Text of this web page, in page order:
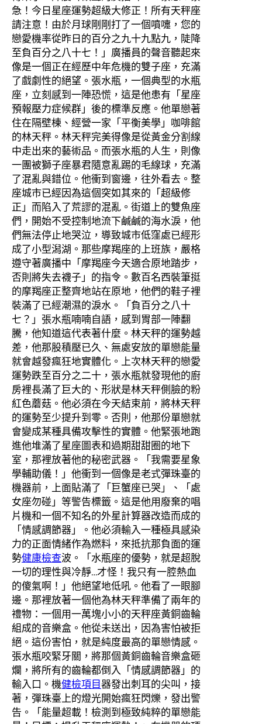
急！今日星座運勢超級大修正！所有天秤座
請注意！由於月球剛剛打了一個噴嚏，您的
戀愛機率從昨日的百分之九十九點九，陡降
至負百分之八十七！」廣播員的聲音聽起來
像是一個正在經歷中年危機的雙子座，充滿
了戲劇性的絕望。張水瓶，一個典型的水瓶
座，立刻感到一陣恐慌，這是他患有「星座
預報壓力症候群」後的標準反應。他單戀著
住在隔壁棟、經營一家「平衡美學」咖啡館
的林天秤。林天秤完美得像是從黃金分割線
中走出來的藝術品。而張水瓶的人生，則像
一團被獅子座暴君隨意亂踢的毛線球，充滿
了混亂與錯位。他衝到窗邊，往外看去。整
座城市已經因為這個突如其來的「超級修
正」而陷入了荒謬的混亂。街道上的雙魚座
們，開始不受控制地流下鹹鹹的海水淚，他
們無法停止地哭泣，導致城市低窪處已經形
成了小型潟湖。那些摩羯座的上班族，嚴格
遵守著廣播中「摩羯座今天適合原地踏步，
否則將失去襪子」的指令。數百名西裝筆挺
的摩羯座正整齊地站在原地，他們的鞋子裡
裝滿了已經潮濕的淚水。「負百分之八十
七？」張水瓶喃喃自語，感到胃部一陣翻
騰，他知道這代表著什麼。林天秤的運勢越
差，他那股積壓已久、無處安放的單戀能量
就會越發瘋狂地實體化。上次林天秤的戀愛
運勢跌至百分之二十，張水瓶就發現他的廚
房裡長滿了巨大的、形狀是林天秤側臉的粉
紅色蘑菇。他必須在今天結束前，將林天秤
的運勢至少提升到零。否則，他那份單戀就
會變成某種具備攻擊性的實體。他緊張地跑
進他堆滿了星座圖表和過期甜甜圈的地下
室，那裡放著他的秘密武器。「我需要星象
學輔助儀！」他衝到一個像是老式彈珠臺的
機器前，上面貼滿了「巨蟹座已哭」、「處
女座勿碰」等警告標籤。這是他用廢棄的唱
片機和一個不知名的外星計算器改造而成的
「情感調節器」。他必須輸入一種極具感染
力的正面情緒作為燃料，來抵抗那負面的運
勢健康檢查波。「水瓶座的優勢，就是超脫
一切的理性與冷靜…才怪！我只有一腔熱血
的傻氣啊！」他絕望地低吼。他看了一眼腳
邊。那裡放著一個他為林天秤準備了兩年的
禮物：一個用一萬塊小小的天秤座黃銅齒輪
組成的音樂盒。他從未送出，因為害怕被拒
絕。這份害怕，就是純度最高的單戀情感。
張水瓶咬緊牙關，將那個黃銅齒輪音樂盒砸
爛，將所有的齒輪都倒入「情感調節器」的
輸入口。機健檢項目器發出刺耳的尖叫，接
著，彈珠臺上的燈光開始瘋狂閃爍，發出警
告。「能量超載！檢測到極致純粹的單戀能